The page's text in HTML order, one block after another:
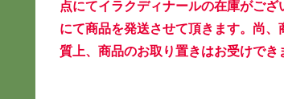
点にてイラクディナールの在庫がご
にて商品を発送させて頂きます。尚
質上、商品のお取り置きはお受けでき